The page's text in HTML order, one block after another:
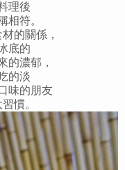
理後
相符。
的關係，
底的
的濃郁，
的淡
味的朋友
慣。